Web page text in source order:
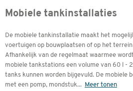
Mobiele tankinstallaties
De mobiele tankinstallatie maakt het
voertuigen op bouwplaatsen of op het
Afhankelijk van de regelmaat waarmee
mobiele tankstations een volume van 60 l -
tanks kunnen worden bijgevuld. De mobiele
met een pomp, mondstuk... Meer tonen